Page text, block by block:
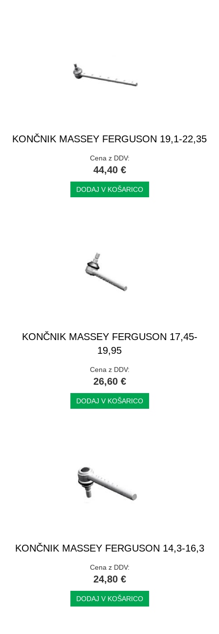
KONČNIK MASSEY FERGUSON 19,1-22,35
Cena z DDV:
44,40 €
DODAJ V KOŠARICO
KONČNIK MASSEY FERGUSON 17,45-
19,95
Cena z DDV:
26,60 €
DODAJ V KOŠARICO
KONČNIK MASSEY FERGUSON 14,3-16,3
Cena z DDV:
24,80 €
DODAJ V KOŠARICO